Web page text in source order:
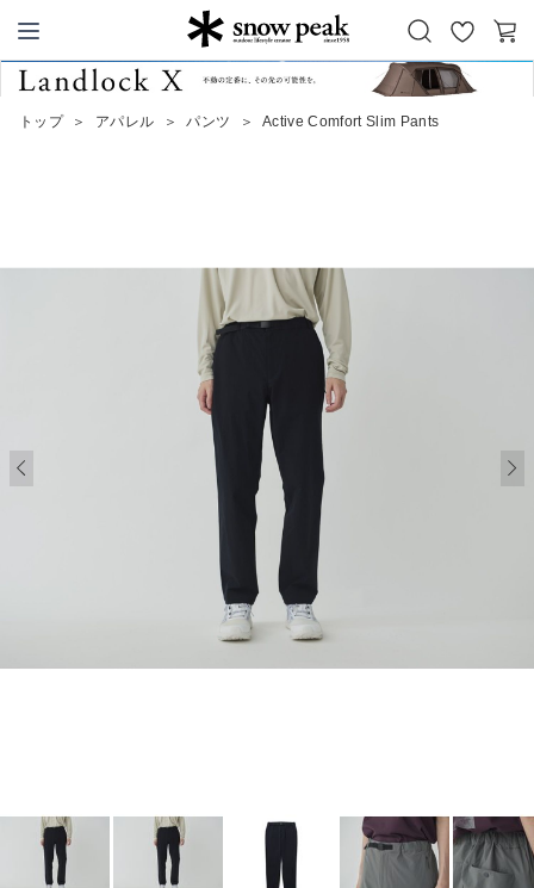
Snow Peak
お
気
カ
トップ ＞ アパレル ＞ パンツ ＞ Active Comfort Slim Pants